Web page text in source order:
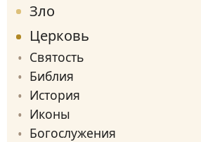
Зло
Церковь
Святость
Библия
История
Иконы
Богослужения